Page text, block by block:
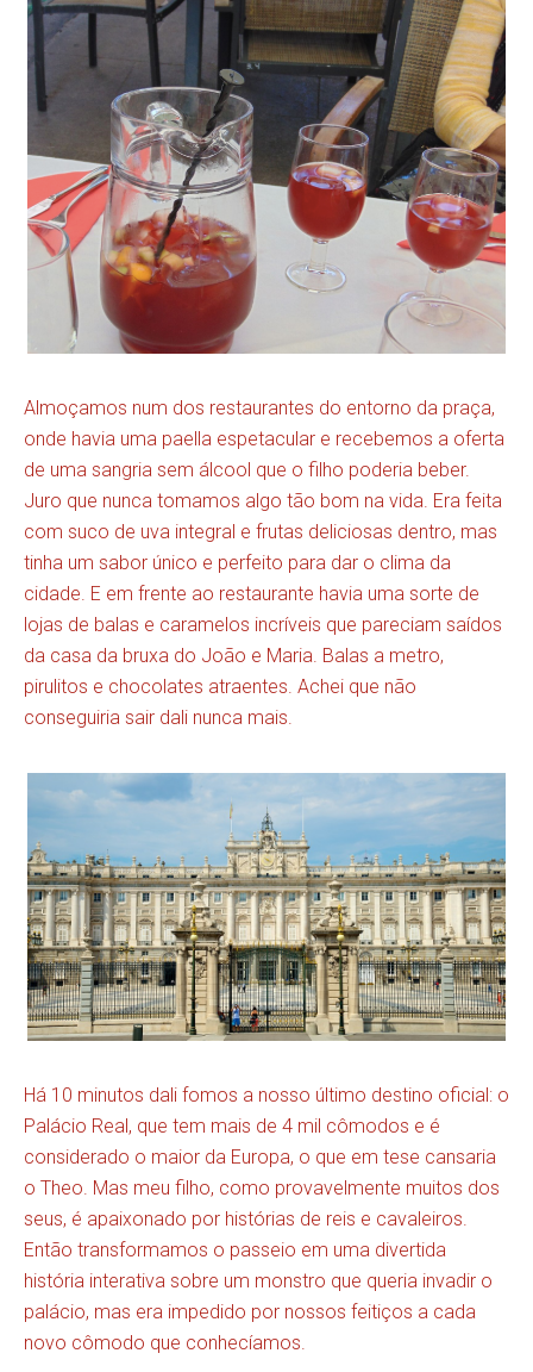
Almoçamos num dos restaurantes do entorno da praça,
onde havia uma paella espetacular e recebemos a oferta
de uma sangria sem álcool que o filho poderia beber.
Juro que nunca tomamos algo tão bom na vida. Era feita
com suco de uva integral e frutas deliciosas dentro, mas
tinha um sabor único e perfeito para dar o clima da
cidade. E em frente ao restaurante havia uma sorte de
lojas de balas e caramelos incríveis que pareciam saídos
da casa da bruxa do João e Maria. Balas a metro,
pirulitos e chocolates atraentes. Achei que não
conseguiria sair dali nunca mais.
Há 10 minutos dali fomos a nosso último destino oficial: o
Palácio Real, que tem mais de 4 mil cômodos e é
considerado o maior da Europa, o que em tese cansaria
o Theo. Mas meu filho, como provavelmente muitos dos
seus, é apaixonado por histórias de reis e cavaleiros.
Então transformamos o passeio em uma divertida
história interativa sobre um monstro que queria invadir o
palácio, mas era impedido por nossos feitiços a cada
novo cômodo que conhecíamos.